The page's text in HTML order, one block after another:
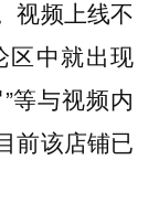
视频上线不
区中就出现
等与视频内
前该店铺已